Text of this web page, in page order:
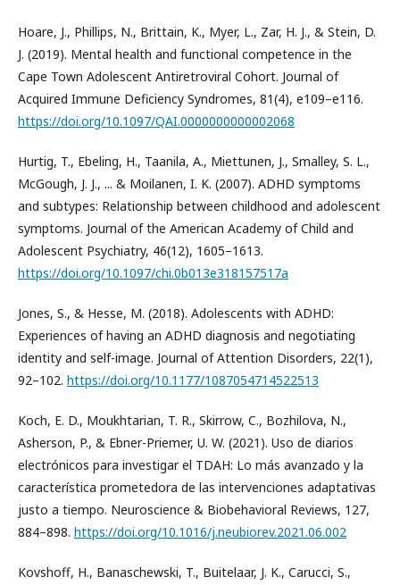
Hoare, J., Phillips, N., Brittain, K., Myer, L., Zar, H. J., & Stein, D.
J. (2019). Mental health and functional competence in the
Cape Town Adolescent Antiretroviral Cohort. Journal of
Acquired Immune Deficiency Syndromes, 81(4), e109–e116.
https://doi.org/10.1097/QAI.0000000000002068
Hurtig, T., Ebeling, H., Taanila, A., Miettunen, J., Smalley, S. L.,
McGough, J. J., ... & Moilanen, I. K. (2007). ADHD symptoms
and subtypes: Relationship between childhood and adolescent
symptoms. Journal of the American Academy of Child and
Adolescent Psychiatry, 46(12), 1605–1613.
https://doi.org/10.1097/chi.0b013e318157517a
Jones, S., & Hesse, M. (2018). Adolescents with ADHD:
Experiences of having an ADHD diagnosis and negotiating
identity and self-image. Journal of Attention Disorders, 22(1),
92–102. https://doi.org/10.1177/1087054714522513
Koch, E. D., Moukhtarian, T. R., Skirrow, C., Bozhilova, N.,
Asherson, P., & Ebner-Priemer, U. W. (2021). Uso de diarios
electrónicos para investigar el TDAH: Lo más avanzado y la
característica prometedora de las intervenciones adaptativas
justo a tiempo. Neuroscience & Biobehavioral Reviews, 127,
884–898. https://doi.org/10.1016/j.neubiorev.2021.06.002
Kovshoff, H., Banaschewski, T., Buitelaar, J. K., Carucci, S.,